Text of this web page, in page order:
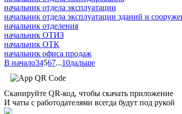
начальник отдела эксплуатации
начальник отдела эксплуатации зданий и
начальник отделения
начальник ОТИЗ
начальник ОТК
начальник офиса продаж
В начало34567...10дальше
Сканируйте QR-код, чтобы скачать приложение
И чаты с работодателями всегда будут под рукой